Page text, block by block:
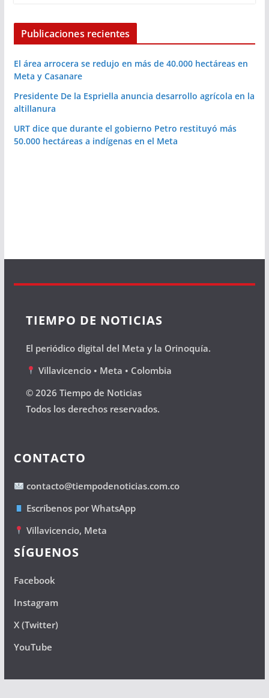
Publicaciones recientes
El área arrocera se redujo en más de 40.000 hectáreas en
Meta y Casanare
Presidente De la Espriella anuncia desarrollo agrícola en la
altillanura
URT dice que durante el gobierno Petro restituyó más
50.000 hectáreas a indígenas en el Meta
TIEMPO DE NOTICIAS
El periódico digital del Meta y la Orinoquía.
Villavicencio • Meta • Colombia
© 2026 Tiempo de Noticias
Todos los derechos reservados.
CONTACTO
contacto@tiempodenoticias.com.co
Escríbenos por WhatsApp
Villavicencio, Meta
SÍGUENOS
Facebook
Instagram
X (Twitter)
YouTube